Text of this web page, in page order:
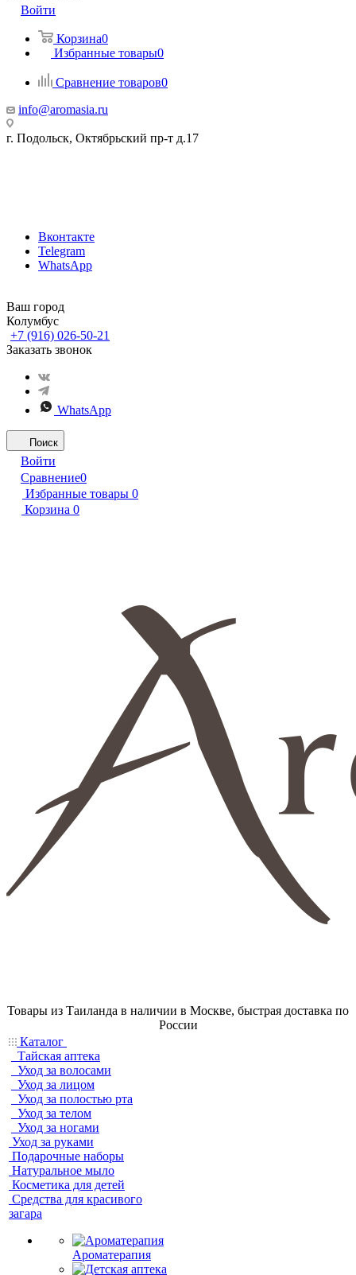
Войти
Корзина0
Избранные товары0
Сравнение товаров0
info@aromasia.ru
г. Подольск, Октябрьский пр-т д.17
Вконтакте
Telegram
WhatsApp
Ваш город
Колумбус
+7 (916) 026-50-21
Заказать звонок
WhatsApp
Поиск
Войти
Сравнение0
Избранные товары 0
Корзина 0
Товары из Таиланда в наличии в Москве, быстрая доставка по
России
Каталог
Тайская аптека
Уход за волосами
Уход за лицом
Уход за полостью рта
Уход за телом
Уход за ногами
Уход за руками
Подарочные наборы
Натуральное мыло
Косметика для детей
Средства для красивого
загара
Ароматерапия